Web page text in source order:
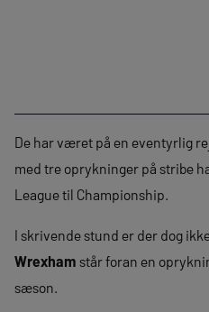
De har været på en eventyrlig
med tre oprykninger på stribe
League til Championship.
I skrivende stund er der dog
Wrexham står foran en
sæson.